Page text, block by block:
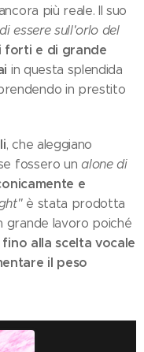
più reale. Il suo
essere sull'orlo del
forti e di grande
in questa splendida
in prestito
, che aleggiano
fossero unalone di
e
è stata prodotta
grande lavoro poiché
alla scelta vocale
il peso